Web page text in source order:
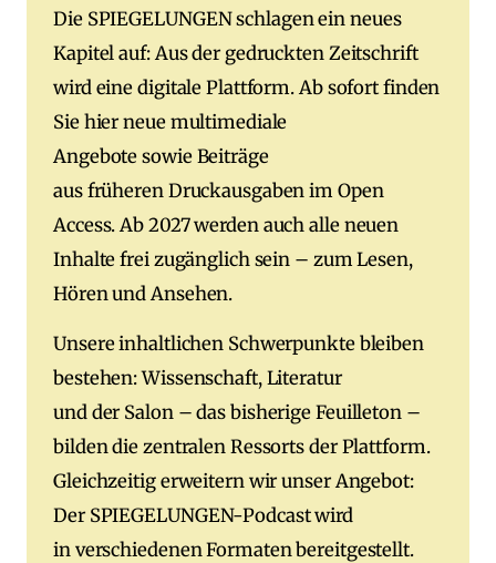
Die SPIEGELUNGEN schlagen ein neues
Kapitel auf: Aus der gedruckten Zeitschrift
wird eine digitale Plattform. Ab sofort finden
Sie hier neue multimediale
Angebote sowie Beiträge
aus früheren Druckausgaben im Open
Access. Ab 2027 werden auch alle neuen
Inhalte frei zugänglich sein – zum Lesen,
Hören und Ansehen.
Unsere inhaltlichen Schwerpunkte bleiben
bestehen: Wissenschaft, Literatur
und der Salon – das bisherige Feuilleton –
bilden die zentralen Ressorts der Plattform.
Gleichzeitig erweitern wir unser Angebot:
Der SPIEGELUNGEN-Podcast wird
in verschiedenen Formaten bereitgestellt.